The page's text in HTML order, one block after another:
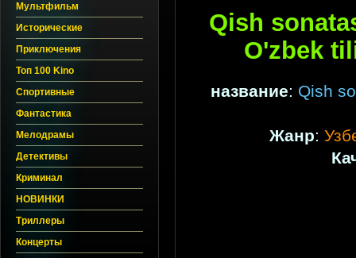
Мультфильм
Исторические
Приключения
Топ 100 Kino
Спортивные
Фантастика
Мелодрамы
Детективы
Криминал
НОВИНКИ
Триллеры
Концерты
Qish
O'zbek
название: Qish
Жанр: